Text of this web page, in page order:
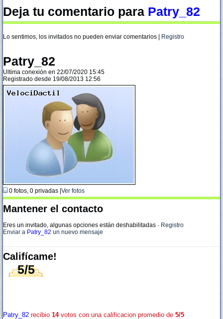
Deja tu comentario para Patry_82
Lo sentimos, los invitados no pueden enviar comentarios | Registro
Patry_82
Ultima conexión en 22/07/2020 15:45
Registrado desde 19/08/2013 12:56
0 fotos, 0 privadas | Ver fotos
Mantener el contacto
Eres un invitado, algunas opciones están deshabilitadas · Registro
Enviar a Patry_82 un nuevo mensaje
Califícame!
5/5
Patry_82 recibio 14votos con una calificacion promedio de 5/5